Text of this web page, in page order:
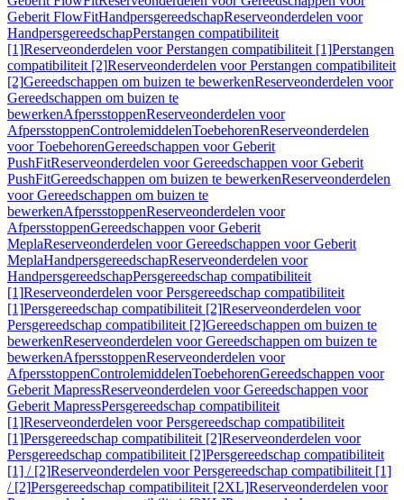
Geberit FlowFitHandpersgereedschapReserveonderdelen voor
HandpersgereedschapPerstangen compatibiliteit
[1]Reserveonderdelen voor Perstangen compatibiliteit [1]Perstangen
compatibiliteit [2]Reserveonderdelen voor Perstangen compatibiliteit
[2]Gereedschappen om buizen te bewerkenReserveonderdelen voor
Gereedschappen om buizen te
bewerkenAfpersstoppenReserveonderdelen voor
AfpersstoppenControlemiddelenToebehorenReserveonderdelen
voor ToebehorenGereedschappen voor Geberit
PushFitReserveonderdelen voor Gereedschappen voor Geberit
PushFitGereedschappen om buizen te bewerkenReserveonderdelen
voor Gereedschappen om buizen te
bewerkenAfpersstoppenReserveonderdelen voor
AfpersstoppenGereedschappen voor Geberit
MeplaReserveonderdelen voor Gereedschappen voor Geberit
MeplaHandpersgereedschapReserveonderdelen voor
HandpersgereedschapPersgereedschap compatibiliteit
[1]Reserveonderdelen voor Persgereedschap compatibiliteit
[1]Persgereedschap compatibiliteit [2]Reserveonderdelen voor
Persgereedschap compatibiliteit [2]Gereedschappen om buizen te
bewerkenReserveonderdelen voor Gereedschappen om buizen te
bewerkenAfpersstoppenReserveonderdelen voor
AfpersstoppenControlemiddelenToebehorenGereedschappen voor
Geberit MapressReserveonderdelen voor Gereedschappen voor
Geberit MapressPersgereedschap compatibiliteit
[1]Reserveonderdelen voor Persgereedschap compatibiliteit
[1]Persgereedschap compatibiliteit [2]Reserveonderdelen voor
Persgereedschap compatibiliteit [2]Persgereedschap compatibiliteit
[1] / [2]Reserveonderdelen voor Persgereedschap compatibiliteit [1]
/ [2]Persgereedschap compatibiliteit [2XL]Reserveonderdelen voor